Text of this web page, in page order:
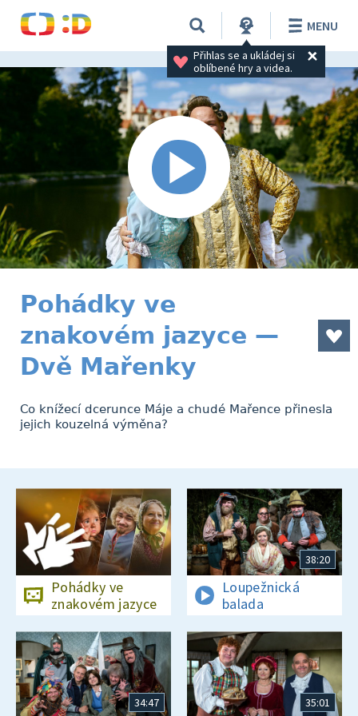
Přihlas se a ukládej si
oblíbené hry a videa.
MENU
Pohádky ve
znakovém jazyce —
Dvě Mařenky
Co knížecí dcerunce Máje a chudé Mařence přinesla
jejich kouzelná výměna?
Pohádky ve
znakovém jazyce
38:20
Loupežnická
balada
34:47 35:01